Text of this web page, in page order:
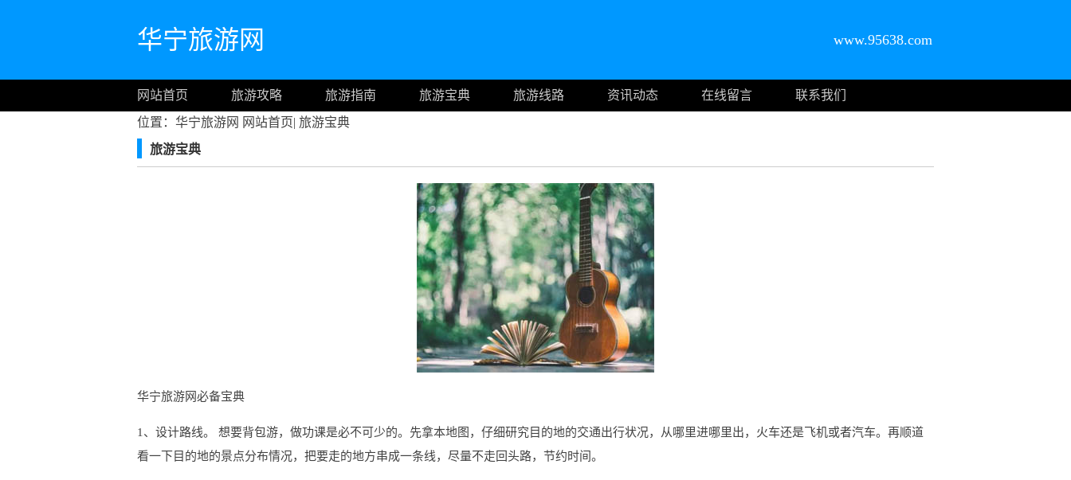
华宁旅游网 www.95638.com
网站首页 旅游攻略 旅游指南 旅游宝典 旅游线路 资讯动态 在线留言
联系我们
位置：华宁旅游网 网站首页| 旅游宝典
旅游宝典
华宁旅游网必备宝典
1、设计路线。 想要背包游，做功课是必不可少的。先拿本地图，仔细研究目的地的交通出行状况，从哪里进哪里出，火车还是飞机或者汽车。再顺道
看一下目的地的景点分布情况，把要走的地方串成一条线，尽量不走回头路，节约时间。